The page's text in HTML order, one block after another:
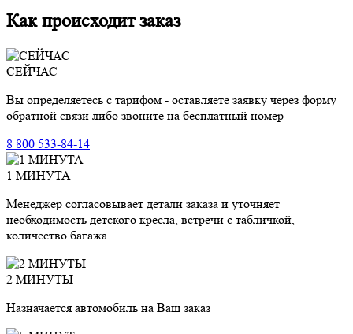
Как происходит заказ
СЕЙЧАС
Вы определяетесь с тарифом - оставляете заявку через форму
обратной связи либо звоните на бесплатный номер
8 800 533-84-14
1 МИНУТА
Менеджер согласовывает детали заказа и уточняет
необходимость детского кресла, встречи с табличкой,
количество багажа
2 МИНУТЫ
Назначается автомобиль на Ваш заказ